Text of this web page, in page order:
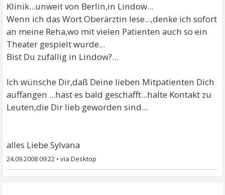
Klinik...unweit von Berlin,in Lindow...
Wenn ich das Wort Oberärztin lese...,denke ich sofort
an meine Reha,wo mit vielen Patienten auch so ein
Theater gespielt wurde...
Bist Du zufällig in Lindow?...
Ich wünsche Dir,daß Deine lieben Mitpatienten Dich
auffangen ...hast es bald geschafft...halte Kontakt zu
Leuten,die Dir lieb geworden sind...
alles Liebe Sylvana
24.09.2008 09:22 •